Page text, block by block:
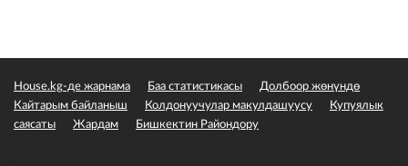
House.kg-де жарнама Баа статистикасы
Долбоор жөнүндө
Кайтарым байланыш
Колдонуучулар макулдашуусу
Купуялык
саясаты
Жардам Бишкектин Райондору